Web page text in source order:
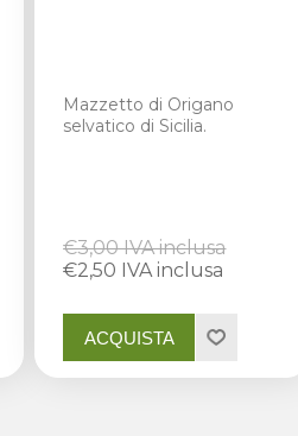
Mazzetto di Origano
selvatico di Sicilia.
€3,00 IVA inclusa
€2,50 IVA inclusa
ACQUISTA